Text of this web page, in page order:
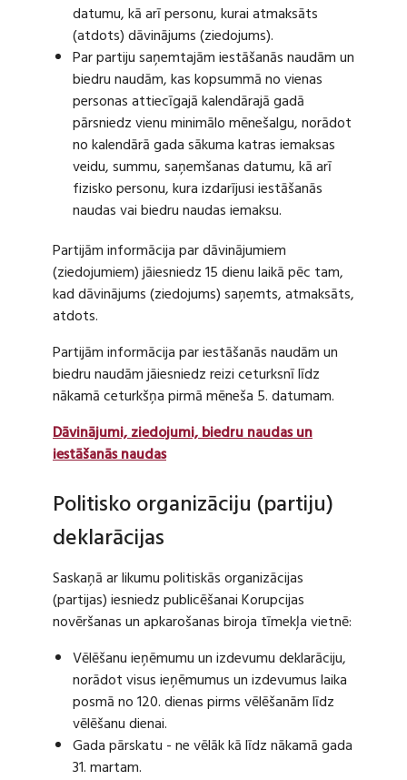
datumu, kā arī personu, kurai atmaksāts
(atdots) dāvinājums (ziedojums).
Par partiju saņemtajām iestāšanās naudām un
biedru naudām, kas kopsummā no vienas
personas attiecīgajā kalendārajā gadā
pārsniedz vienu minimālo mēnešalgu, norādot
no kalendārā gada sākuma katras iemaksas
veidu, summu, saņemšanas datumu, kā arī
fizisko personu, kura izdarījusi iestāšanās
naudas vai biedru naudas iemaksu.
Partijām informācija par dāvinājumiem
(ziedojumiem) jāiesniedz 15 dienu laikā pēc tam,
kad dāvinājums (ziedojums) saņemts, atmaksāts,
atdots.
Partijām informācija par iestāšanās naudām un
biedru naudām jāiesniedz reizi ceturksnī līdz
nākamā ceturkšņa pirmā mēneša 5. datumam.
Dāvinājumi, ziedojumi, biedru naudas un
iestāšanās naudas
Politisko organizāciju (partiju)
deklarācijas
Saskaņā ar likumu politiskās organizācijas
(partijas) iesniedz publicēšanai Korupcijas
novēršanas un apkarošanas biroja tīmekļa vietnē:
Vēlēšanu ieņēmumu un izdevumu deklarāciju,
norādot visus ieņēmumus un izdevumus laika
posmā no 120. dienas pirms vēlēšanām līdz
vēlēšanu dienai.
Gada pārskatu - ne vēlāk kā līdz nākamā gada
31. martam.